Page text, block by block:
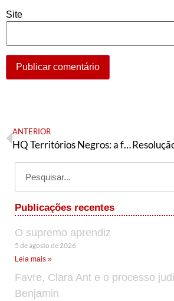
Site
ANTERIOR
HQ Territórios Negros: a força dos currículos estabilizados e expandidos pelos lugares
Publicações recentes
O supremo aprendiz
5 de agosto de 2026
Leia mais »
Favre, Clara Ant e o processo
Benjamin